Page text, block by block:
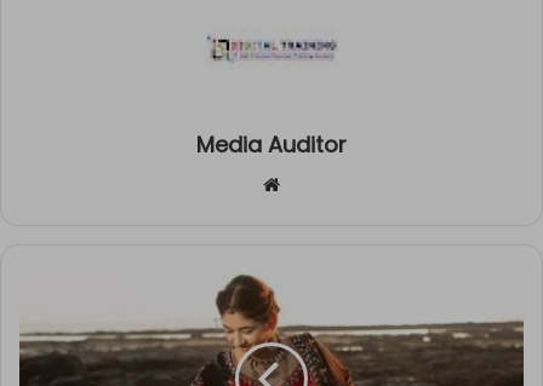
Media Auditor
Website